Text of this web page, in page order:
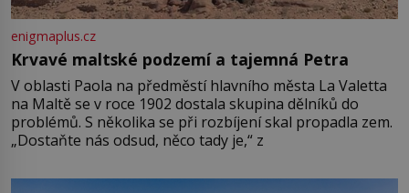
enigmaplus.cz
Krvavé maltské podzemí a tajemná Petra
V oblasti Paola na předměstí hlavního města La Valetta
na Maltě se v roce 1902 dostala skupina dělníků do
problémů. S několika se při rozbíjení skal propadla zem.
„Dostaňte nás odsud, něco tady je,“ z